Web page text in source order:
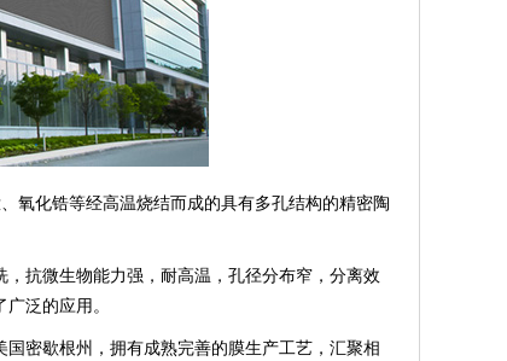
化锆等经高温烧结而成的具有多孔结构的精密陶
抗微生物能力强，耐高温，孔径分布窄，分离效
泛的应用。
密歇根州，拥有成熟完善的膜生产工艺，汇聚相